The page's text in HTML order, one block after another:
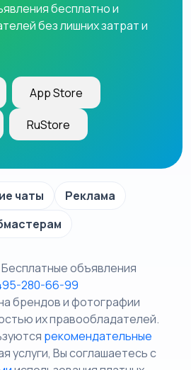
бесплатно и
без лишних затрат и
App Store
RuStore
чаты
Реклама
объявления
280-66-99
брендов и фотографии
их правообладателей.
рекомендательные
услуги, Вы соглашаетесь c